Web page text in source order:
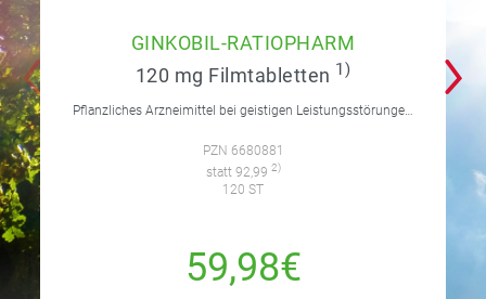
GINKOBIL-RATIOPHARM
120 mg Filmtabletten 1)
Pflanzliches Arzneimittel bei geistigen Leistungsstörungen und Durchblutungsstörungen.
PZN 6680881
statt 92,99 2)
120 ST
59,98€